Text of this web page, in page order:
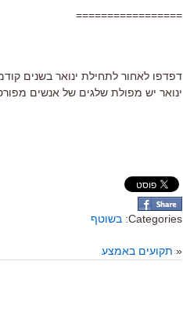
=================
דפדפו לאחור לתחילת ינואר בשנים
ינואר יש מפולת שלגים של אנשים
Categories: בשוטף
« תקועים באמצע